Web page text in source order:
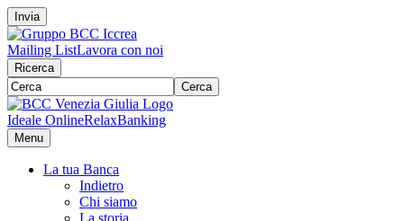
Invia
Mailing ListLavora con noi
Ricerca
Cerca
Ideale OnlineRelaxBanking
Menu
La tua Banca
Indietro
Chi siamo
La storia